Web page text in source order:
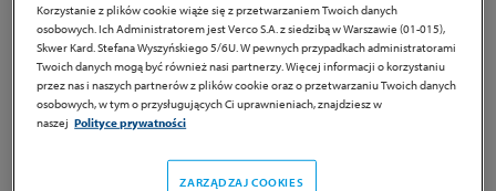
Demoxoft Clean
Informacje o produkcie
Korzystanie z plików cookie wiąże się z przetwarzaniem Twoich danych
osobowych. Ich Administratorem jest Verco S.A. z siedzibą w Warszawie (01-015),
Skwer Kard. Stefana Wyszyńskiego 5/6U. W pewnych przypadkach administratorami
Twoich danych mogą być również nasi partnerzy. Więcej informacji o korzystaniu
przez nas i naszych partnerów z plików cookie oraz o przetwarzaniu Twoich danych
osobowych, w tym o przysługujących Ci uprawnieniach, znajdziesz w
naszej Polityce prywatności
ZARZĄDZAJ COOKIES